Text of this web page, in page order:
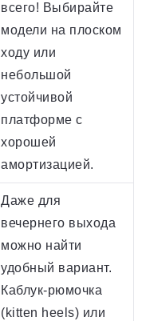
всего! Выбирайте
модели на плоском
ходу или
небольшой
устойчивой
платформе с
хорошей
амортизацией.
Даже для
вечернего выхода
можно найти
удобный вариант.
Каблук-рюмочка
(kitten heels) или